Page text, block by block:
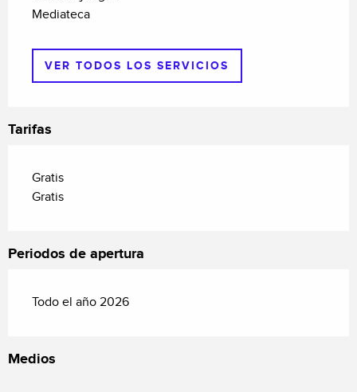
Mediateca
VER TODOS LOS SERVICIOS
Tarifas
Gratis
Gratis
Periodos de apertura
Todo el año 2026
Medios